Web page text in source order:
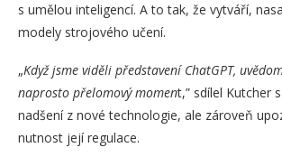
s umělou inteligencí. A to tak, že vytváří,
modely strojového učení.
„Když jsme viděli představení ChatGPT,
naprosto přelomový moment,” sdílel Kutcher
nadšení z nové technologie, ale zároveň
nutnost její regulace.